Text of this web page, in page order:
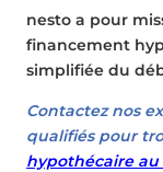
nesto a pour
financement
simplifiée du
Contactez nos
qualifiés pour
hypothécaire au